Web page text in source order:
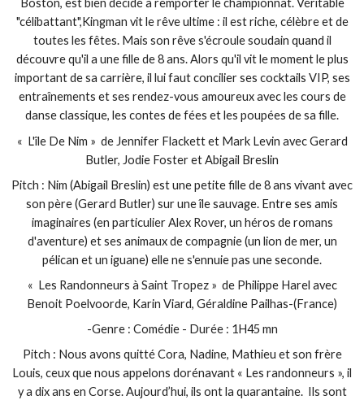
Boston, est bien décidé à remporter le championnat. Véritable
"célibattant",Kingman vit le rêve ultime : il est riche, célèbre et de
toutes les fêtes. Mais son rêve s'écroule soudain quand il
découvre qu'il a une fille de 8 ans. Alors qu'il vit le moment le plus
important de sa carrière, il lui faut concilier ses cocktails VIP, ses
entraînements et ses rendez-vous amoureux avec les cours de
danse classique, les contes de fées et les poupées de sa fille.
« L'île De Nim » de Jennifer Flackett et Mark Levin avec Gerard
Butler, Jodie Foster et Abigail Breslin
Pitch : Nim (Abigail Breslin) est une petite fille de 8 ans vivant avec
son père (Gerard Butler) sur une île sauvage. Entre ses amis
imaginaires (en particulier Alex Rover, un héros de romans
d'aventure) et ses animaux de compagnie (un lion de mer, un
pélican et un iguane) elle ne s'ennuie pas une seconde.
« Les Randonneurs à Saint Tropez » de Philippe Harel avec
Benoit Poelvoorde, Karin Viard, Géraldine Pailhas-(France)
-Genre : Comédie - Durée : 1H45 mn
Pitch : Nous avons quitté Cora, Nadine, Mathieu et son frère
Louis, ceux que nous appelons dorénavant « Les randonneurs », il
y a dix ans en Corse. Aujourd’hui, ils ont la quarantaine. Ils sont